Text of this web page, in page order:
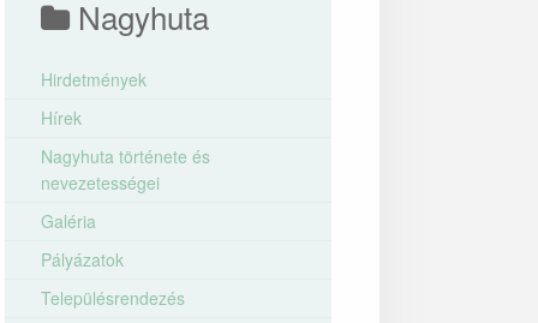
Nagyhuta
Hirdetmények
Hírek
Nagyhuta története és
nevezetességei
Galéria
Pályázatok
Településrendezés